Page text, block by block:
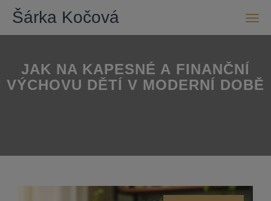
Šárka Kočová
JAK NA KAPESNÉ A FINANČNÍ
VÝCHOVU DĚTÍ V MODERNÍ DOBĚ